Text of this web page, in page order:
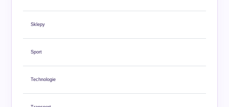
Sklepy
Sport
Technologie